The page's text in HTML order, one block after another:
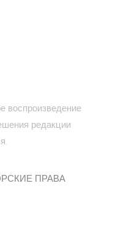
воспроизведение
редакции
ПРАВА